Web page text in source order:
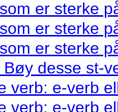
er sterke
er sterke
er sterke
Bøy desse st-
verb: e-verb
verb: e-verb